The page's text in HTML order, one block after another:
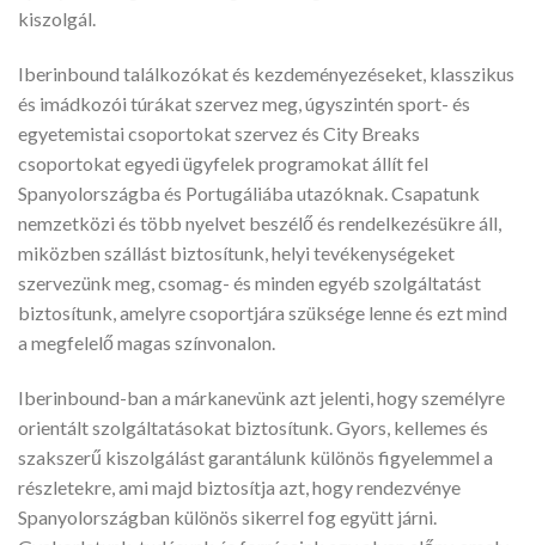
kiszolgál.
Iberinbound találkozókat és kezdeményezéseket, klasszikus
és imádkozói túrákat szervez meg, úgyszintén sport- és
egyetemistai csoportokat szervez és City Breaks
csoportokat egyedi ügyfelek programokat állít fel
Spanyolországba és Portugáliába utazóknak. Csapatunk
nemzetközi és több nyelvet beszélő és rendelkezésükre áll,
miközben szállást biztosítunk, helyi tevékenységeket
szervezünk meg, csomag- és minden egyéb szolgáltatást
biztosítunk, amelyre csoportjára szüksége lenne és ezt mind
a megfelelő magas színvonalon.
Iberinbound-ban a márkanevünk azt jelenti, hogy személyre
orientált szolgáltatásokat biztosítunk. Gyors, kellemes és
szakszerű kiszolgálást garantálunk különös figyelemmel a
részletekre, ami majd biztosítja azt, hogy rendezvénye
Spanyolországban különös sikerrel fog együtt járni.